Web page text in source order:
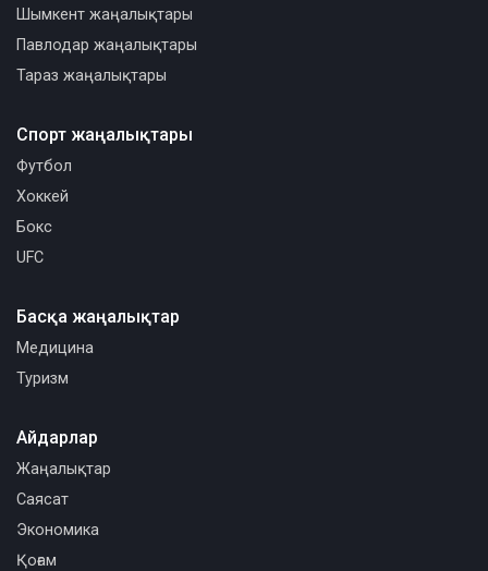
Шымкент жаңалықтары
Павлодар жаңалықтары
Тараз жаңалықтары
Спорт жаңалықтары
Футбол
Хоккей
Бокс
UFC
Басқа жаңалықтар
Медицина
Туризм
Айдарлар
Жаңалықтар
Саясат
Экономика
Қоғам